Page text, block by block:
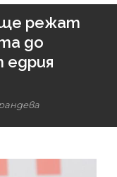
ще режат
до
едрия